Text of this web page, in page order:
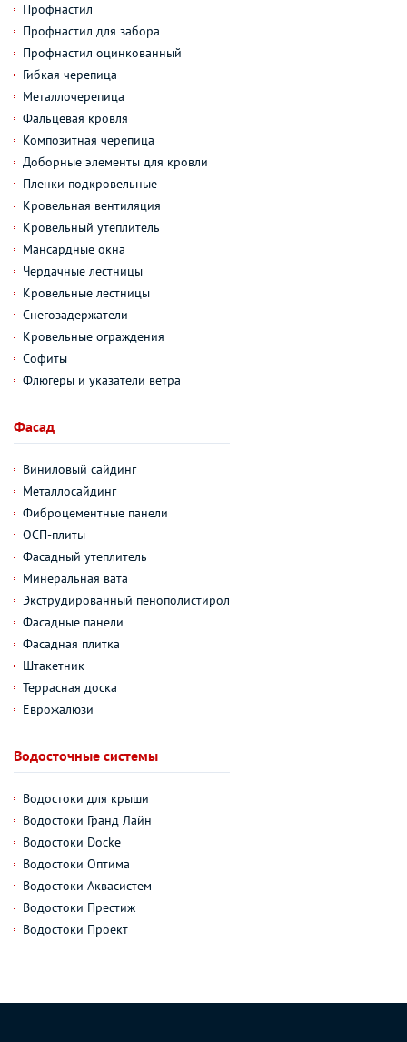
Профнастил
Профнастил для забора
Профнастил оцинкованный
Гибкая черепица
Металлочерепица
Фальцевая кровля
Композитная черепица
Доборные элементы для кровли
Пленки подкровельные
Кровельная вентиляция
Кровельный утеплитель
Мансардные окна
Чердачные лестницы
Кровельные лестницы
Снегозадержатели
Кровельные ограждения
Софиты
Флюгеры и указатели ветра
Фасад
Виниловый сайдинг
Металлосайдинг
Фиброцементные панели
ОСП-плиты
Фасадный утеплитель
Минеральная вата
Экструдированный пенополистирол
Фасадные панели
Фасадная плитка
Штакетник
Террасная доска
Еврожалюзи
Водосточные системы
Водостоки для крыши
Водостоки Гранд Лайн
Водостоки Docke
Водостоки Оптима
Водостоки Аквасистем
Водостоки Престиж
Водостоки Проект